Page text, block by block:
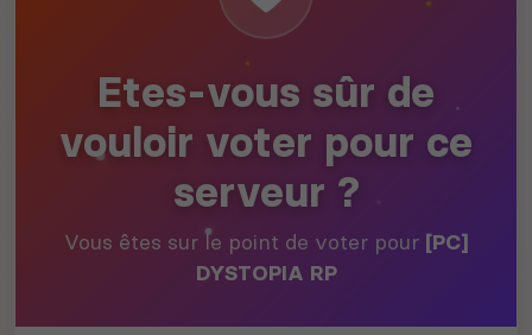
Etes-vous sûr de
vouloir voter pour ce
serveur ?
Vous êtes sur le point de voter pour [PC]
DYSTOPIA RP